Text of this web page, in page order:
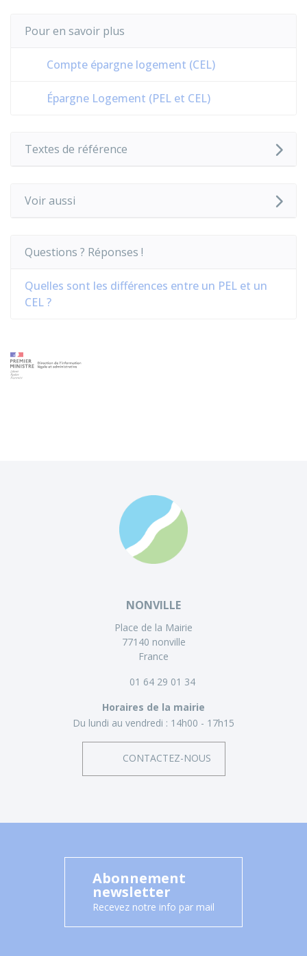
Pour en savoir plus
Compte épargne logement (CEL)
Épargne Logement (PEL et CEL)
Textes de référence
Voir aussi
Questions ? Réponses !
Quelles sont les différences entre un PEL et un
CEL ?
NONVILLE
Place de la Mairie
77140 nonville
France
01 64 29 01 34
Horaires de la mairie
Du lundi au vendredi : 14h00 - 17h15
CONTACTEZ-NOUS
Abonnement
newsletter
Recevez notre info par mail